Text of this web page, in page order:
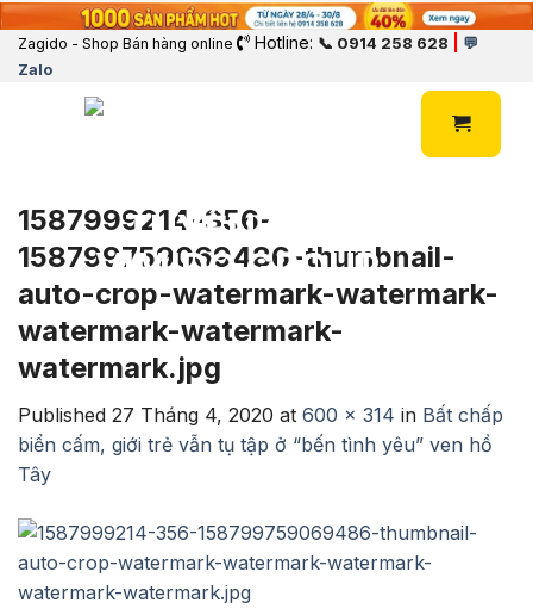
Zagido - Shop Bán hàng online Hotline: 📞 0914 258 628
💬
Zalo
1587999214-356-
158799759069486-thumbnail-
auto-crop-watermark-watermark-
watermark-watermark-
watermark.jpg
Published 27 Tháng 4, 2020 at 600 × 314 in Bất chấp
biển cấm, giới trẻ vẫn tụ tập ở “bến tình yêu” ven hồ
Tây